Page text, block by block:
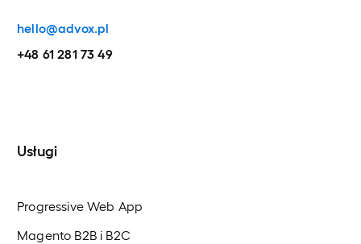
hello@advox.pl
+48 61 281 73 49
Usługi
Progressive Web App
Magento B2B i B2C